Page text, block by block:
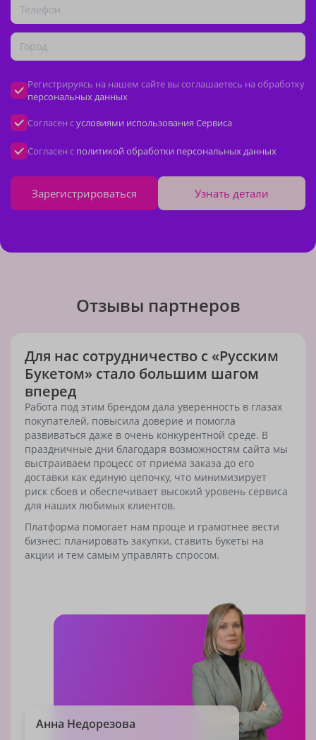
Регистрируясь на нашем сайте вы соглашаетесь на обработку
персональных данных
Согласен сусловиями использования Сервиса
Согласен с политикой обработки персональных данных
Зарегистрироваться Узнать детали
Отзывы партнеров
Для нас сотрудничество с «Русским
Букетом» стало большим шагом
вперед
Работа под этим брендом дала уверенность в глазах
покупателей, повысила доверие и помогла
развиваться даже в очень конкурентной среде. В
праздничные дни благодаря возможностям сайта мы
выстраиваем процесс от приема заказа до его
доставки как единую цепочку, что минимизирует
риск сбоев и обеспечивает высокий уровень сервиса
для наших любимых клиентов.
Платформа помогает нам проще и грамотнее вести
бизнес: планировать закупки, ставить букеты на
акции и тем самым управлять спросом.
Анна Недорезова